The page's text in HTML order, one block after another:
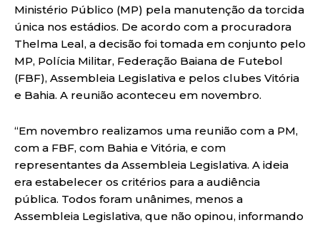
Ministério Público (MP) pela manutenção da torcida
única nos estádios. De acordo com a procuradora
Thelma Leal, a decisão foi tomada em conjunto pelo
MP, Polícia Militar, Federação Baiana de Futebol
(FBF), Assembleia Legislativa e pelos clubes Vitória
e Bahia. A reunião aconteceu em novembro.
“Em novembro realizamos uma reunião com a PM,
com a FBF, com Bahia e Vitória, e com
representantes da Assembleia Legislativa. A ideia
era estabelecer os critérios para a audiência
pública. Todos foram unânimes, menos a
Assembleia Legislativa, que não opinou, informando